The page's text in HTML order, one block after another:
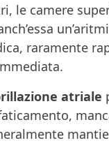
le camere
raramente
atriale